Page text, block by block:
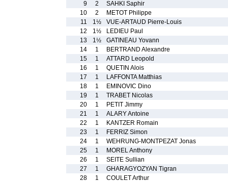
9
2
SAHKI Saphir
10
2
METOT Philippe
11
1½
VUE-ARTAUD Pierre-Louis
12
1½
LEDIEU Paul
13
1½
GATINEAU Yovann
14
1
BERTRAND Alexandre
15
1
ATTARD Leopold
16
1
QUETIN Alois
17
1
LAFFONTA Matthias
18
1
EMINOVIC Dino
19
1
TRABET Nicolas
20
1
PETIT Jimmy
21
1
ALARY Antoine
22
1
KANTZER Romain
23
1
FERRIZ Simon
24
1
WEHRUNG-MONTPEZAT Jonas
25
1
MOREL Anthony
26
1
SEITE Sullian
27
1
GHARAGYOZYAN Tigran
28
1
COULET Arthur